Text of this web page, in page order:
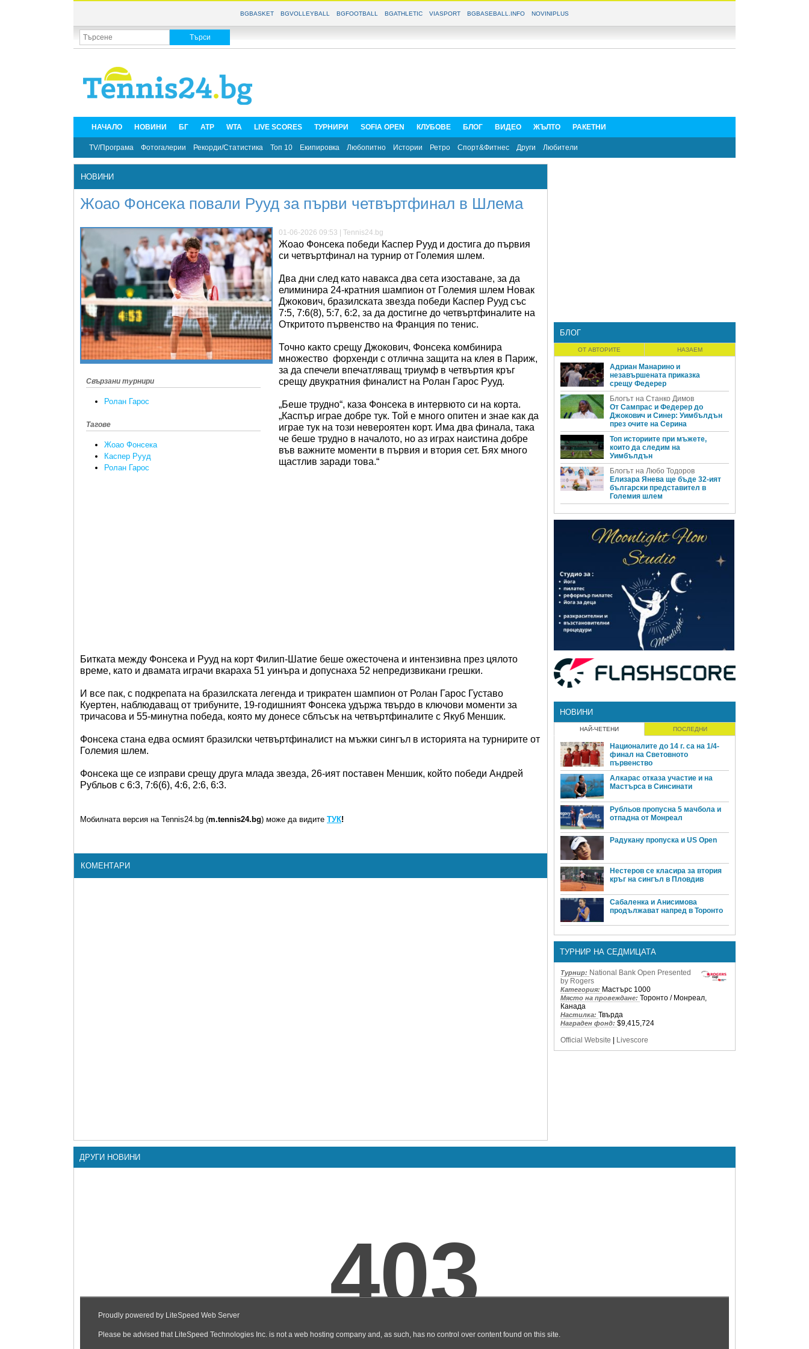
BGBASKET BGVOLLEYBALL BGFOOTBALL BGATHLETIC VIASPORT BGBASEBALL.INFO NOVINIPLUS
НАЧАЛО НОВИНИ БГ ATP WTA LIVE SCORES ТУРНИРИ SOFIA OPEN КЛУБОВЕ БЛОГ ВИДЕО ЖЪЛТО РАКЕТНИ
TV/Програма Фотогалерии Рекорди/Статистика Топ 10 Екипировка Любопитно Истории Ретро Спорт&Фитнес Други Любители
НОВИНИ
Жоао Фонсека повали Рууд за първи четвъртфинал в Шлема
Свързани турнири
Ролан Гарос
Тагове
Жоао Фонсека
Каспер Рууд
Ролан Гарос
01-06-2026 09:53 | Tennis24.bg
Жоао Фонсека победи Каспер Рууд и достига до първия
си четвъртфинал на турнир от Големия шлем.
Два дни след като навакса два сета изоставане, за да
елиминира 24-кратния шампион от Големия шлем Новак
Джокович, бразилската звезда победи Каспер Рууд със
7:5, 7:6(8), 5:7, 6:2, за да достигне до четвъртфиналите на
Откритото първенство на Франция по тенис.
Точно както срещу Джокович, Фонсека комбинира
множество форхенди с отлична защита на клея в Париж,
за да спечели впечатляващ триумф в четвъртия кръг
срещу двукратния финалист на Ролан Гарос Рууд.
„Беше трудно“, каза Фонсека в интервюто си на корта.
„Каспър играе добре тук. Той е много опитен и знае как да
играе тук на този невероятен корт. Има два финала, така
че беше трудно в началото, но аз играх наистина добре
във важните моменти в първия и втория сет. Бях много
щастлив заради това.“
Битката между Фонсека и Рууд на корт Филип-Шатие беше ожесточена и интензивна през цялото
време, като и двамата играчи вкараха 51 уинъра и допуснаха 52 непредизвикани грешки.
И все пак, с подкрепата на бразилската легенда и трикратен шампион от Ролан Гарос Густаво
Куертен, наблюдаващ от трибуните, 19-годишният Фонсека удържа твърдо в ключови моменти за
тричасова и 55-минутна победа, която му донесе сблъсък на четвъртфиналите с Якуб Меншик.
Фонсека стана едва осмият бразилски четвъртфиналист на мъжки сингъл в историята на турнирите от
Големия шлем.
Фонсека ще се изправи срещу друга млада звезда, 26-ият поставен Меншик, който победи Андрей
Рубльов с 6:3, 7:6(6), 4:6, 2:6, 6:3.
Мобилната версия на Tennis24.bg (m.tennis24.bg) може да видите ТУК!
КОМЕНТАРИ
БЛОГ
ОТ АВТОРИТЕ НАЗАЕМ
Адриан Манарино и
незавършената приказка
срещу Федерер
Блогът на Станко Димов
От Сампрас и Федерер до
Джокович и Синер: Уимбълдън
през очите на Серина
Топ историите при мъжете,
които да следим на
Уимбълдън
Блогът на Любо Тодоров
Елизара Янева ще бъде 32-ият
български представител в
Големия шлем
НОВИНИ
НАЙ-ЧЕТЕНИ ПОСЛЕДНИ
Националите до 14 г. са на 1/4-
финал на Световното
първенство
Алкарас отказа участие и на
Мастърса в Синсинати
Рубльов пропусна 5 мачбола и
отпадна от Монреал
Радукану пропуска и US Open
Нестеров се класира за втория
кръг на сингъл в Пловдив
Сабаленка и Анисимова
продължават напред в Торонто
ТУРНИР НА СЕДМИЦАТА
Турнир: National Bank Open Presented
by Rogers
Категория: Мастърс 1000
Място на провеждане: Торонто / Монреал,
Канада
Настилка: Твърда
Награден фонд: $9,415,724
Official Website
Livescore
ДРУГИ НОВИНИ